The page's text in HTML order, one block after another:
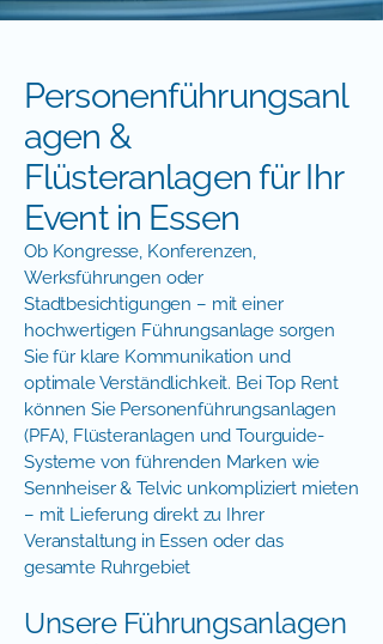
Personenführungsanl
agen &
Flüsteranlagen für Ihr
Event in Essen
Ob Kongresse, Konferenzen,
Werksführungen oder
Stadtbesichtigungen – mit einer
hochwertigen Führungsanlage sorgen
Sie für klare Kommunikation und
optimale Verständlichkeit. Bei Top Rent
können Sie Personenführungsanlagen
(PFA), Flüsteranlagen und Tourguide-
Systeme von führenden Marken wie
Sennheiser & Telvic unkompliziert mieten
– mit Lieferung direkt zu Ihrer
Veranstaltung in Essen oder das
gesamte Ruhrgebiet
Unsere Führungsanlagen